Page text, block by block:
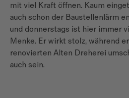
mit viel Kraft öffnen. Kaum
auch schon der Baustellenlärm
und donnerstags ist hier immer
Menke. Er wirkt stolz, während
renovierten Alten Dreherei
auch sein.